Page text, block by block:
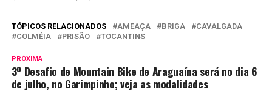
TÓPICOS RELACIONADOS AMEAÇA BRIGA
CAVALGADA
COLMÉIA
PRISÃO TOCANTINS
PRÓXIMA
3º Desafio de Mountain Bike de Araguaína será no dia 6
de julho, no Garimpinho; veja as modalidades